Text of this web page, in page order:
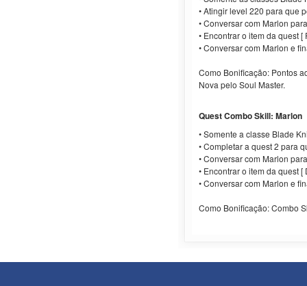
• Atingir level 220 para que
• Conversar com Marlon
• Encontrar o item da quest [
• Conversar com Marlon e
Como Bonificação: Pontos
Nova pelo Soul Master.
Quest Combo Skill: Marlon
• Somente a classe Blade
• Completar a quest 2 para
• Conversar com Marlon
• Encontrar o item da quest [
• Conversar com Marlon e
Como Bonificação: Combo